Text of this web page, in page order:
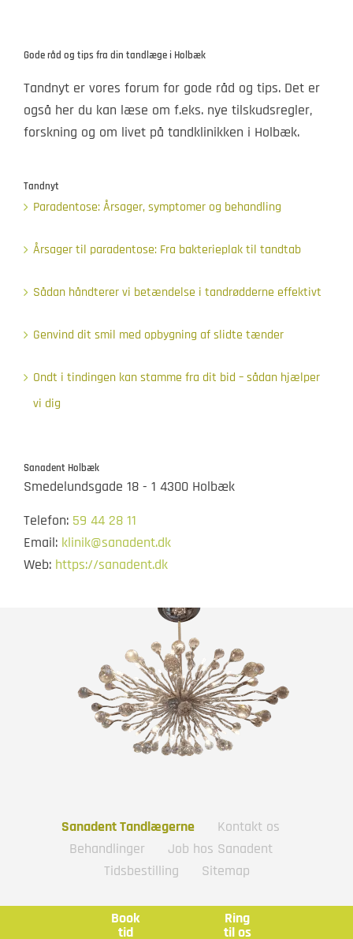
Book
tid
Ring
til os
Gode råd og tips fra din tandlæge i Holbæk
Tandnyt er vores forum for gode råd og tips. Det er
også her du kan læse om f.eks. nye tilskudsregler,
forskning og om livet på tandklinikken i Holbæk.
Tandnyt
Paradentose: Årsager, symptomer og behandling
Årsager til paradentose: Fra bakterieplak til tandtab
Sådan håndterer vi betændelse i tandrødderne effektivt
Genvind dit smil med opbygning af slidte tænder
Ondt i tindingen kan stamme fra dit bid – sådan hjælper
vi dig
Sanadent Holbæk
Smedelundsgade 18 - 1 4300 Holbæk
Telefon: 59 44 28 11
Email: klinik@sanadent.dk
Web: https://sanadent.dk
Sanadent Tandlægerne
Kontakt os
Behandlinger
Job hos Sanadent
Tidsbestilling
Sitemap